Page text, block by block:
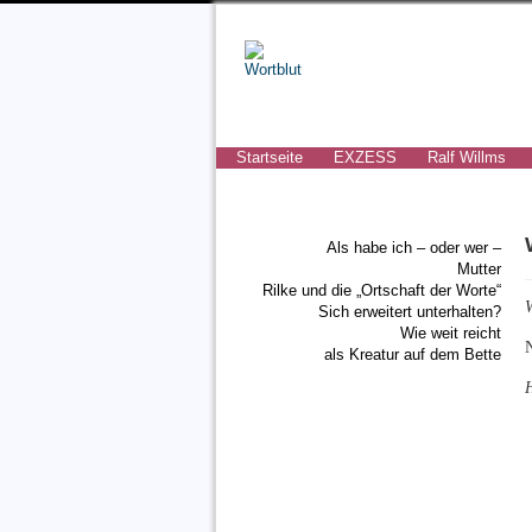
Startseite EXZESS Ralf Willms
Als habe ich – oder wer –
Mutter
Rilke und die „Ortschaft der Worte“
Sich erweitert unterhalten?
Wie weit reicht
als Kreatur auf dem Bette